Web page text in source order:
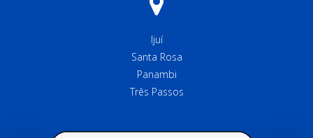
Ijuí
Santa Rosa
Panambi
Três Passos